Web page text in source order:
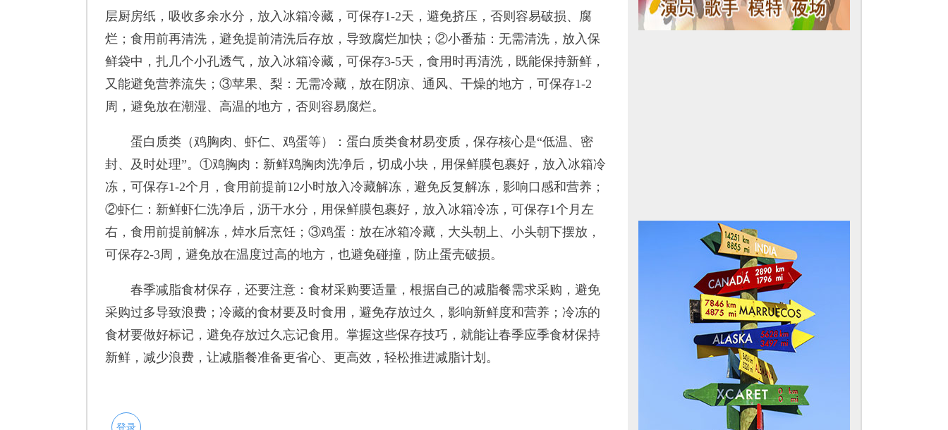
层厨房纸，吸收多余水分，放入冰箱冷藏，可保存1-2天，避免挤压，否则容易破损、腐
烂；食用前再清洗，避免提前清洗后存放，导致腐烂加快；②小番茄：无需清洗，放入保
鲜袋中，扎几个小孔透气，放入冰箱冷藏，可保存3-5天，食用时再清洗，既能保持新鲜，
又能避免营养流失；③苹果、梨：无需冷藏，放在阴凉、通风、干燥的地方，可保存1-2
周，避免放在潮湿、高温的地方，否则容易腐烂。
蛋白质类（鸡胸肉、虾仁、鸡蛋等）：蛋白质类食材易变质，保存核心是“低温、密
封、及时处理”。①鸡胸肉：新鲜鸡胸肉洗净后，切成小块，用保鲜膜包裹好，放入冰箱冷
冻，可保存1-2个月，食用前提前12小时放入冷藏解冻，避免反复解冻，影响口感和营养；
②虾仁：新鲜虾仁洗净后，沥干水分，用保鲜膜包裹好，放入冰箱冷冻，可保存1个月左
右，食用前提前解冻，焯水后烹饪；③鸡蛋：放在冰箱冷藏，大头朝上、小头朝下摆放，
可保存2-3周，避免放在温度过高的地方，也避免碰撞，防止蛋壳破损。
春季减脂食材保存，还要注意：食材采购要适量，根据自己的减脂餐需求采购，避免
采购过多导致浪费；冷藏的食材要及时食用，避免存放过久，影响新鲜度和营养；冷冻的
食材要做好标记，避免存放过久忘记食用。掌握这些保存技巧，就能让春季应季食材保持
新鲜，减少浪费，让减脂餐准备更省心、更高效，轻松推进减脂计划。
登录